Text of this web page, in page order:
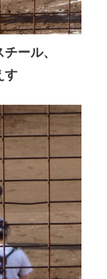
ール、
す